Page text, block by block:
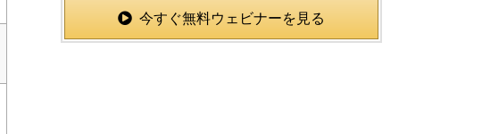
今すぐ無料ウェビナーを見る